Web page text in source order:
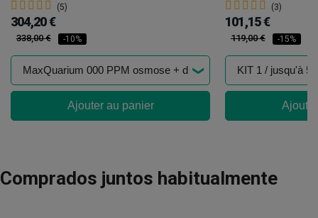
(5)
304,20 €
338,00 € -10%
Ajouter au panier
(3)
101,15 €
119,00 € -15%
Comprados juntos habitualmente